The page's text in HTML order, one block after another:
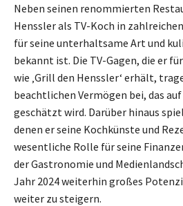
Neben seinen renommierten
Henssler als TV-Koch in
für seine unterhaltsame Art und
bekannt ist. Die TV-Gagen, die er
wie ‚Grill den Henssler‘ erhält,
beachtlichen Vermögen bei, das
geschätzt wird. Darüber hinaus
denen er seine Kochkünste und
wesentliche Rolle für seine
der Gastronomie und
Jahr 2024 weiterhin großes
weiter zu steigern.